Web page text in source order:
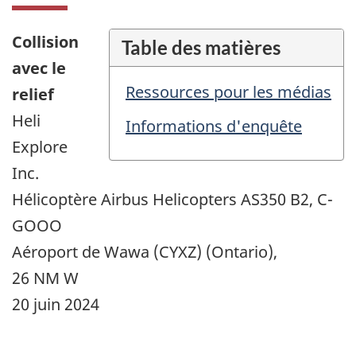
Table des matières
Ressources pour les médias
Informations d'enquête
Collision
avec le
relief
Heli
Explore
Inc.
Hélicoptère Airbus Helicopters AS350 B2, C-
GOOO
Aéroport de Wawa (CYXZ) (Ontario),
26 NM W
20 juin 2024